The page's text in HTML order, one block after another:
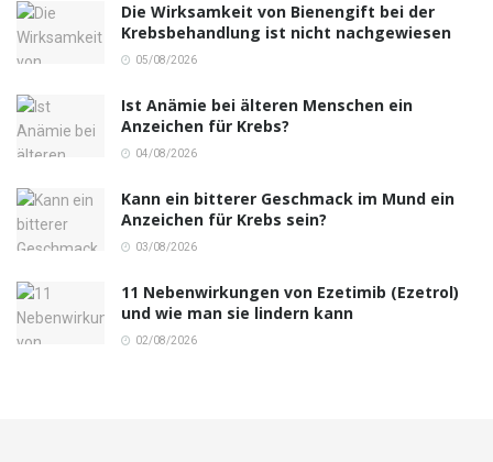
Die Wirksamkeit von Bienengift bei der
Krebsbehandlung ist nicht nachgewiesen
05/08/2026
Ist Anämie bei älteren Menschen ein
Anzeichen für Krebs?
04/08/2026
Kann ein bitterer Geschmack im Mund ein
Anzeichen für Krebs sein?
03/08/2026
11 Nebenwirkungen von Ezetimib (Ezetrol)
und wie man sie lindern kann
02/08/2026